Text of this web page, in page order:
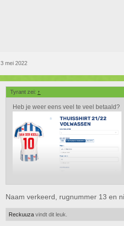
3 mei 2022
Tyrant zei: ↑
Heb je weer eens veel te veel betaald?
Naam verkeerd, rugnummer 13 en
Reckuuza vindt dit leuk.